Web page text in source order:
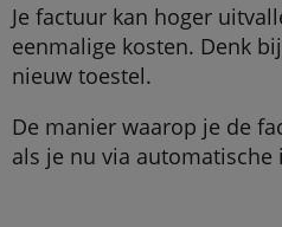
Je factuur kan hoger
eenmalige kosten. Denk
nieuw toestel.
De manier waarop je de
als je nu via